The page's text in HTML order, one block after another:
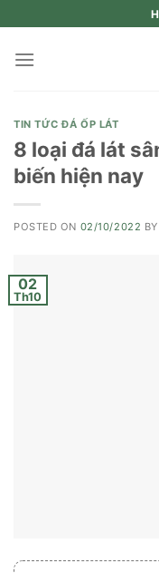
to
content
TIN TỨC ĐÁ ỐP LÁT
8 loại đá lát
biến hiện nay
POSTED ON 02/10/2022
02
Th10